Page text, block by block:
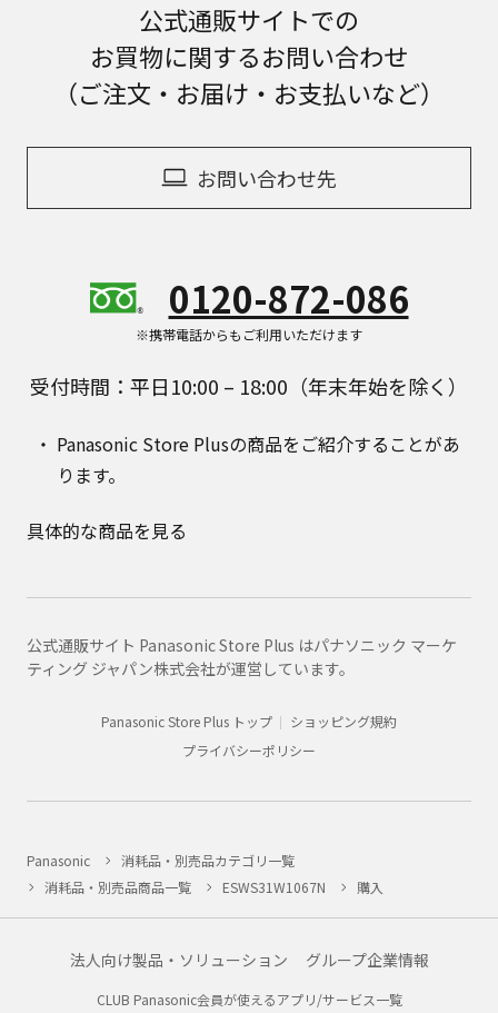
公式通販サイトでの
お買物に関するお問い合わせ
（ご注文・お届け・お支払いなど）
お問い合わせ先
0120-872-086
※携帯電話からもご利用いただけます
受付時間：平日10:00 – 18:00（年末年始を除く）
Panasonic Store Plusの商品をご紹介することがあ
ります。
具体的な商品を見る
公式通販サイト Panasonic Store Plus はパナソニック マーケ
ティング ジャパン株式会社が運営しています。
Panasonic Store Plus トップ
ショッピング規約
プライバシーポリシー
Panasonic
消耗品・別売品カテゴリ一覧
消耗品・別売品商品一覧
ESWS31W1067N 購入
法人向け製品・ソリューション グループ企業情報
CLUB Panasonic会員が使えるアプリ/サービス一覧